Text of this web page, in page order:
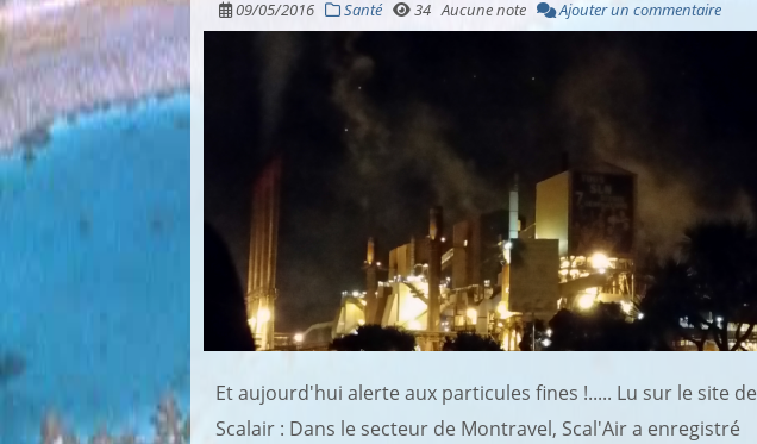
09/05/2016 Santé 34 Aucune note Ajouter un commentaire
Et aujourd'hui alerte aux particules fines !..... Lu sur le site de
Scalair : Dans le secteur de Montravel, Scal'Air a enregistré